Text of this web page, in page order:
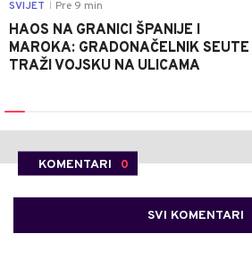
SVIJET Pre 9 min
HAOS NA GRANICI ŠPANIJE I
MAROKA: GRADONAČELNIK SEUTE
TRAŽI VOJSKU NA ULICAMA
KOMENTARI 0
SVI KOMENTARI